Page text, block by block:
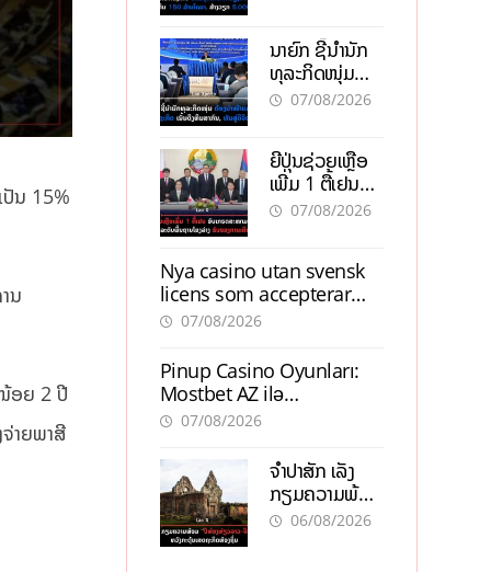
ນ 15%
ນ
ອຍ 2 ປີ
າຍພາສີ
150 ລ້ານໂດລາ,
ສ້າງວຽກ 5.000
ຕຳແໜ່ງ
ນາຍົກ ຊີ້ນຳນັກ
ທຸລະກິດໜຸ່ມ
ຕ້ອງນຳໜ້າແກ້
ສາກົນ, ຫັນສູ່ດິຈິ
ຕອນ
07/08/2026
ຍີ່ປຸ່ນຊ່ວຍເຫຼືອ
ເພີ່ມ 1 ຕື້ເຢນ
ອັບເກຣດ
ເຕີບໂຕ
07/08/2026
Nya casino utan svensk
licens som accepterar
Swish: En jämförelse
07/08/2026
Pinup Casino Oyunları:
Mostbet AZ ilə
Müqayisədə Nə Təqdim
07/08/2026
ຈຳປາສັກ ເລັ່ງ
ກຽມຄວາມພ້ອມ
“ປີທ່ອງທ່ຽວ
06/08/2026